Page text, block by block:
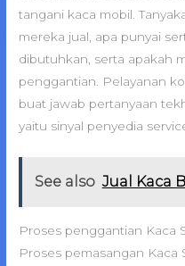
tangani kaca mobil.
mereka jual, apa punyai
dibutuhkan, serta apakah
penggantian. Pelayanan
buat jawab pertanyaan
yaitu sinyal penyedia
See also Jual Kaca
Proses penggantian Kaca
Proses pemasangan Kaca